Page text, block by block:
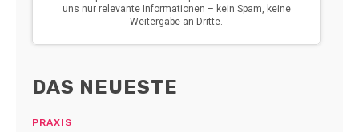
DAS NEUESTE
PRAXIS